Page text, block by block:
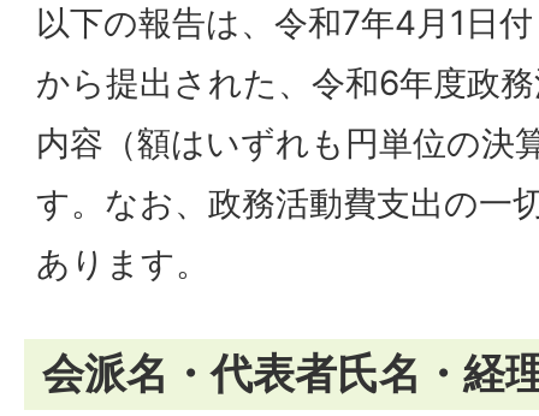
以下の報告は、令和7年4月1日
から提出された、令和6年度政
内容（額はいずれも円単位の決
す。なお、政務活動費支出の一
あります。
会派名・代表者氏名・経